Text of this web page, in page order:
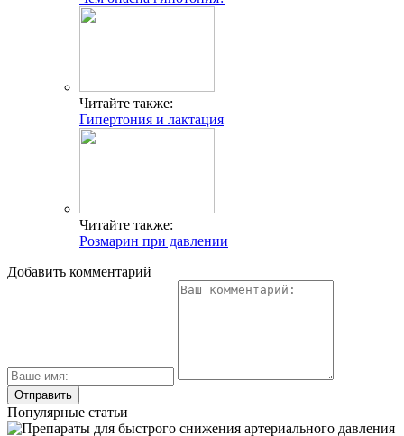
Читайте также:
Гипертония и лактация
Читайте также:
Розмарин при давлении
Добавить комментарий
Популярные статьи